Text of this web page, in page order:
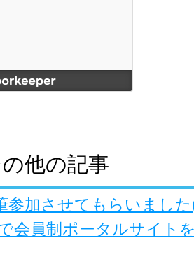
他の記事
参加させてもらいまし
会員制ポータルサイト